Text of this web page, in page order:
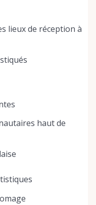
lieux de réception à
haut de